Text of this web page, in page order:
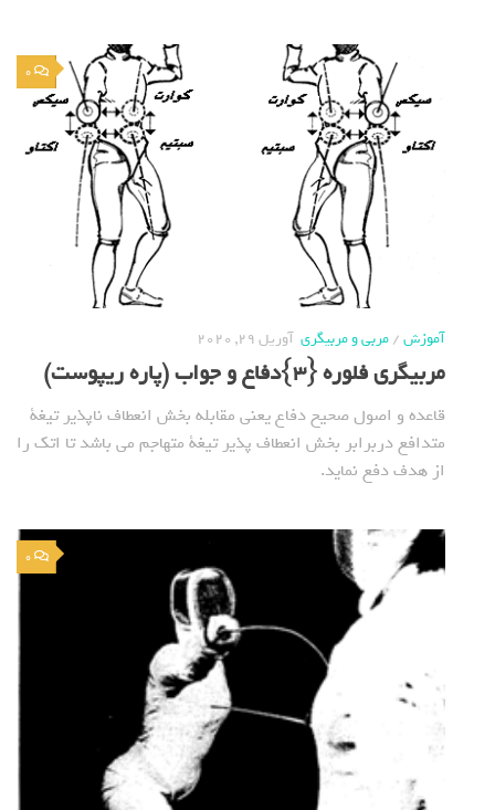
0
آموزش/مربی و مربیگری آوریل 29, 2020
مربیگری فلوره {3}دفاع و جواب (پاره ریپوست)
قاعده و اصول صحیح دفاع یعنی مقابله بخش انعطاف ناپذیر تیغة
متدافع دربرابر بخش انعطاف پذیر تیغة متهاجم می باشد تا اتک را
از هدف دفع نماید.
0